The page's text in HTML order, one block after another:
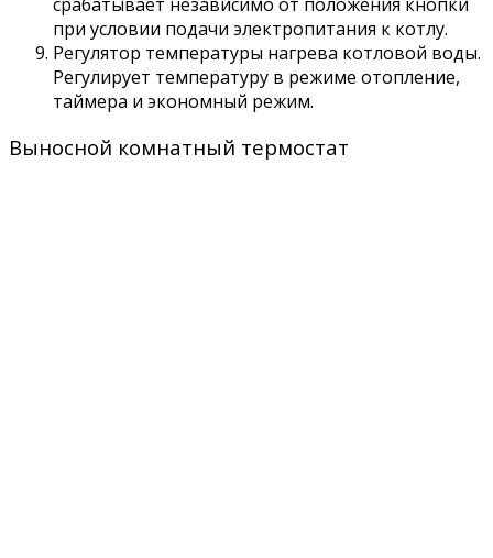
при условии подачи электропитания к котлу.
Регулятор температуры нагрева котловой воды.
Регулирует температуру в режиме отопление,
таймера и экономный режим.
Выносной комнатный термостат